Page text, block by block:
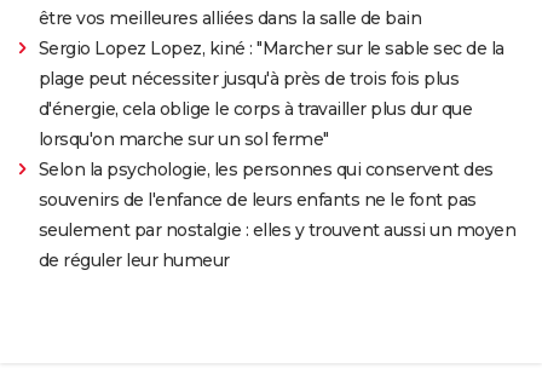
être vos meilleures alliées dans la salle de bain
Sergio Lopez Lopez, kiné : "Marcher sur le sable sec de la
plage peut nécessiter jusqu'à près de trois fois plus
d'énergie, cela oblige le corps à travailler plus dur que
lorsqu'on marche sur un sol ferme"
Selon la psychologie, les personnes qui conservent des
souvenirs de l'enfance de leurs enfants ne le font pas
seulement par nostalgie : elles y trouvent aussi un moyen
de réguler leur humeur